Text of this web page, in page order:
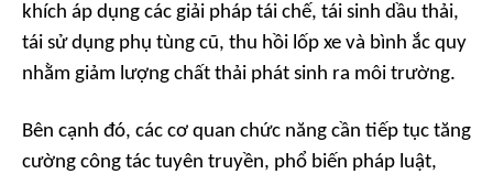
khích áp dụng các giải pháp tái chế, tái sinh dầu thải,
tái sử dụng phụ tùng cũ, thu hồi lốp xe và bình ắc quy
nhằm giảm lượng chất thải phát sinh ra môi trường.
Bên cạnh đó, các cơ quan chức năng cần tiếp tục tăng
cường công tác tuyên truyền, phổ biến pháp luật,